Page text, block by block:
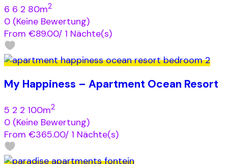
6 6 2 80m2
0 (Keine Bewertung)
From €89.00/ 1 Nächte(s)
My Happiness – Apartment Ocean Resort
5 2 2 100m2
0 (Keine Bewertung)
From €365.00/ 1 Nächte(s)